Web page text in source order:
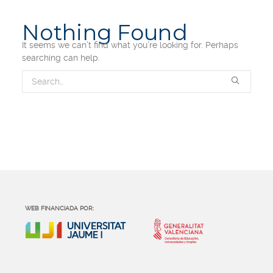
Nothing Found
It seems we can’t find what you’re looking for. Perhaps
searching can help.
WEB FINANCIADA POR: